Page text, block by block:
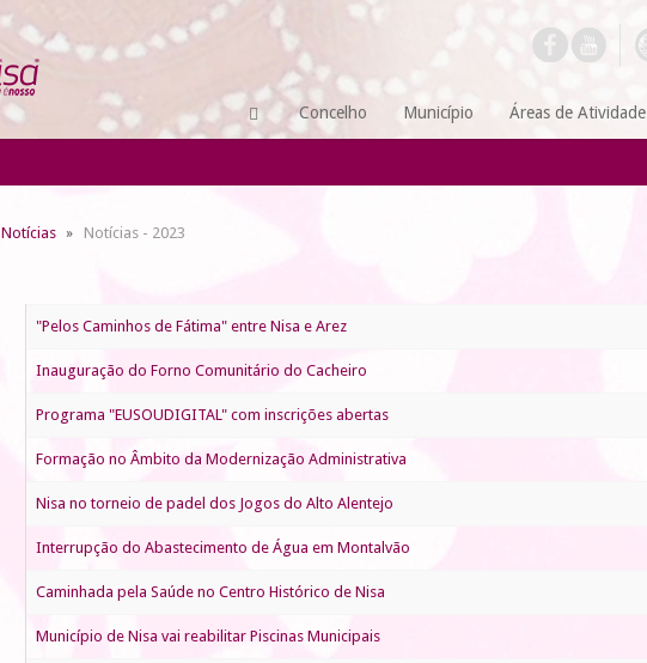
Concelho Município Áreas de Atividade
Notícias Notícias - 2023
"Pelos Caminhos de Fátima" entre Nisa e Arez
Inauguração do Forno Comunitário do Cacheiro
Programa "EUSOUDIGITAL" com inscrições abertas
Formação no Âmbito da Modernização Administrativa
Nisa no torneio de padel dos Jogos do Alto Alentejo
Interrupção do Abastecimento de Água em Montalvão
Caminhada pela Saúde no Centro Histórico de Nisa
Município de Nisa vai reabilitar Piscinas Municipais